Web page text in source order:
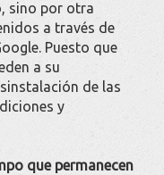
sino por otra
a través de
Puesto que
a su
de las
y
que permanecen